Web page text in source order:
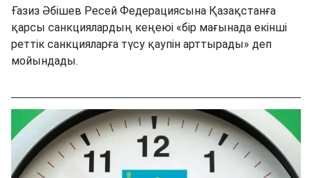
Ғазиз Әбішев Ресей Федерациясына Қазақстанға
қарсы санкциялардың кеңеюі «бір мағынада екінші
реттік санкцияларға түсу қаупін арттырады» деп
мойындады.